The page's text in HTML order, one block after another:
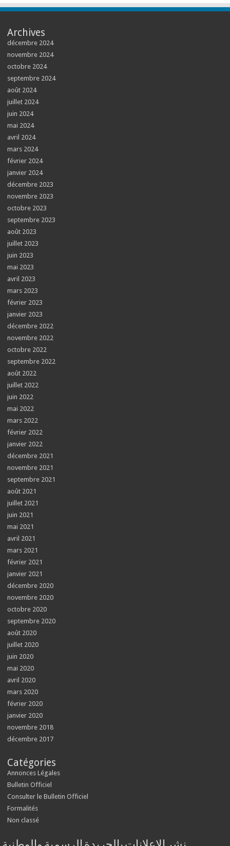
Archives
décembre 2024
novembre 2024
octobre 2024
septembre 2024
août 2024
juillet 2024
juin 2024
mai 2024
avril 2024
mars 2024
février 2024
janvier 2024
décembre 2023
novembre 2023
octobre 2023
septembre 2023
août 2023
juillet 2023
juin 2023
mai 2023
avril 2023
mars 2023
février 2023
janvier 2023
décembre 2022
novembre 2022
octobre 2022
septembre 2022
août 2022
juillet 2022
juin 2022
mai 2022
mars 2022
février 2022
janvier 2022
décembre 2021
novembre 2021
septembre 2021
août 2021
juillet 2021
juin 2021
mai 2021
avril 2021
mars 2021
février 2021
janvier 2021
décembre 2020
novembre 2020
octobre 2020
septembre 2020
août 2020
juillet 2020
juin 2020
mai 2020
avril 2020
mars 2020
février 2020
janvier 2020
novembre 2018
décembre 2017
Catégories
Annonces Légales
Bulletin Officiel
Consulter le Bulletin Officiel
Formalités
Non classé